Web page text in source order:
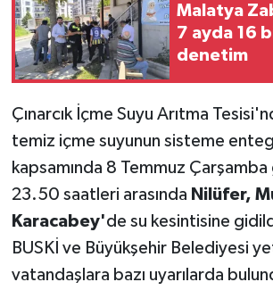
Malatya
7 ayda 16
denetim
Çınarcık İçme Suyu Arıtma
temiz içme suyunun sisteme
kapsamında 8 Temmuz
23.50 saatleri arasında Nilüfer,
Karacabey'de su kesintisine
BUSKİ ve Büyükşehir Belediyesi
vatandaşlara bazı uyarılarda